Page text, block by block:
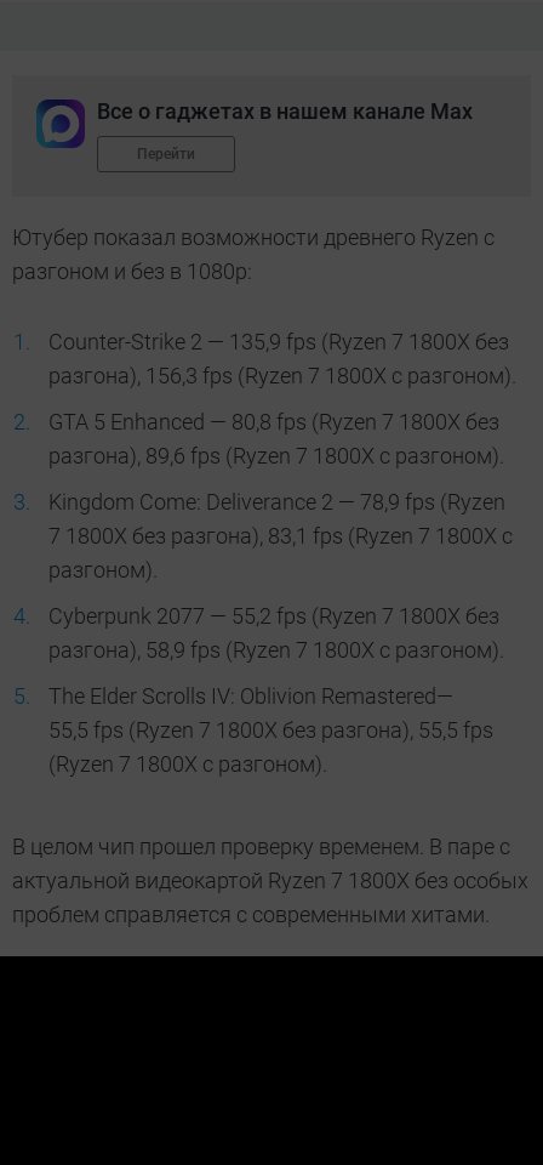
Все о гаджетах в нашем канале Max
Перейти
Ютубер показал возможности древнего Ryzen с
разгоном и без в 1080p:
Counter-Strike 2 — 135,9 fps (Ryzen 7 1800X без
разгона), 156,3 fps (Ryzen 7 1800X с разгоном).
GTA 5 Enhanced — 80,8 fps (Ryzen 7 1800X без
разгона), 89,6 fps (Ryzen 7 1800X с разгоном).
Kingdom Come: Deliverance 2 — 78,9 fps (Ryzen
7 1800X без разгона), 83,1 fps (Ryzen 7 1800X с
разгоном).
Cyberpunk 2077 — 55,2 fps (Ryzen 7 1800X без
разгона), 58,9 fps (Ryzen 7 1800X с разгоном).
The Elder Scrolls IV: Oblivion Remastered—
55,5 fps (Ryzen 7 1800X без разгона), 55,5 fps
(Ryzen 7 1800X с разгоном).
В целом чип прошел проверку временем. В паре с
актуальной видеокартой Ryzen 7 1800X без особых
проблем справляется с современными хитами.